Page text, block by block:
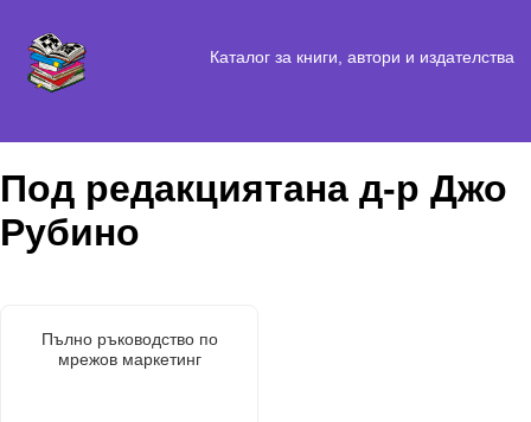
Каталог за книги, автори и издателства
Под редакциятана д-р Джо
Рубино
Пълно ръководство по
мрежов маркетинг